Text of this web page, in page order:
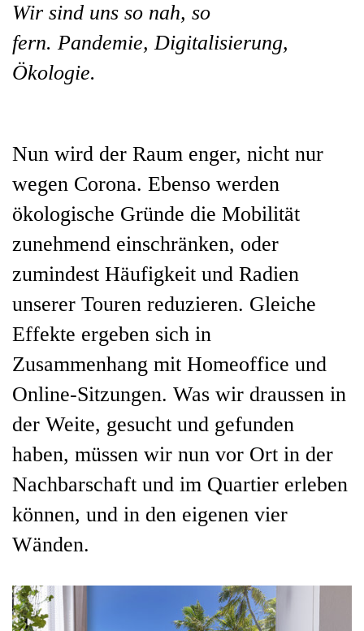
Wir sind uns so nah, so
fern. Pandemie, Digitalisierung,
Ökologie.
Nun wird der Raum enger, nicht nur
wegen Corona. Ebenso werden
ökologische Gründe die Mobilität
zunehmend einschränken, oder
zumindest Häufigkeit und Radien
unserer Touren reduzieren. Gleiche
Effekte ergeben sich in
Zusammenhang mit Homeoffice und
Online-Sitzungen. Was wir draussen in
der Weite, gesucht und gefunden
haben, müssen wir nun vor Ort in der
Nachbarschaft und im Quartier erleben
können, und in den eigenen vier
Wänden.